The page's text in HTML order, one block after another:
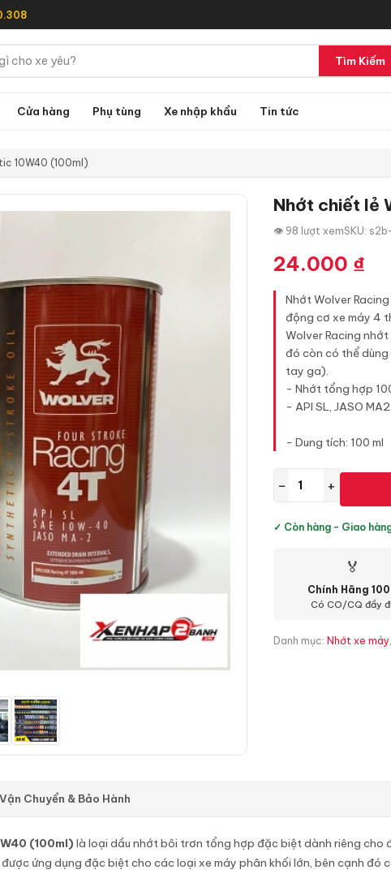
Tìm Kiếm
Cửa hàng Phụ tùng Xe nhập khẩu Tin tức
10W40 (100ml)
Nhớt chiết lẻ
👁 98 lượt xemSKU:
24.000 ₫
Nhớt Wolver
động cơ xe máy 4
Wolver Racing
đó còn có thể
tay ga).
- Nhớt tổng hợp
- API SL, JASO MA2.
- Dung tích: 100 ml
− +
✓ Còn hàng - Giao
🏅
Chính Hãng
Có CO/CQ đầy
Danh mục: Nhớt xe máy,
Vận Chuyển & Bảo Hành
(100ml) là loại dầu nhớt bôi trơn tổng hợp đặc biệt dành riêng cho
ứng dụng đặc biệt cho các loại xe máy phân khối lớn, bên cạnh